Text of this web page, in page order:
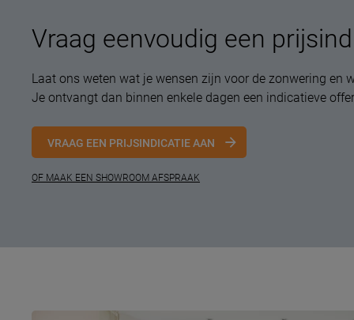
Vraag eenvoudig een
Laat ons weten wat je wensen zijn voor de zonwering en
Je ontvangt dan binnen enkele dagen een indicatieve
VRAAG EEN PRIJSINDICATIE AAN
OF MAAK EEN SHOWROOM AFSPRAAK